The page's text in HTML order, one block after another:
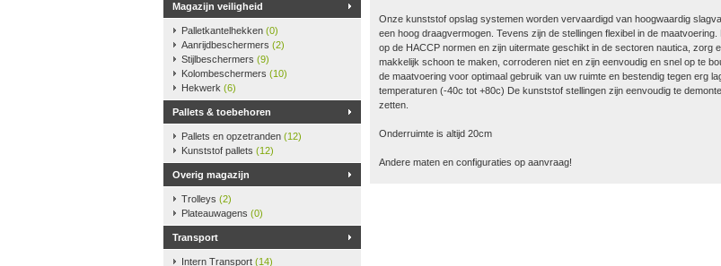
Magazijn veiligheid
Palletkantelhekken (0)
Aanrijdbeschermers (2)
Stijlbeschermers (9)
Kolombeschermers (10)
Hekwerk (6)
Pallets & toebehoren
Pallets en opzetranden (12)
Kunststof pallets (12)
Overig magazijn
Trolleys (2)
Plateauwagens (0)
Transport
Intern Transport (14)
Onze kunststof opslag systemen worden vervaardigd van hoogwaardig
een hoog draagvermogen. Tevens zijn de stellingen flexibel in de maatvoering.
op de HACCP normen en zijn uitermate geschikt in de sectoren nautica, zorg
makkelijk schoon te maken, corroderen niet en zijn eenvoudig en snel op te
de maatvoering voor optimaal gebruik van uw ruimte en bestendig tegen erg
temperaturen (-40c tot +80c) De kunststof stellingen zijn eenvoudig te
zetten.
Onderruimte is altijd 20cm
Andere maten en configuraties op aanvraag!